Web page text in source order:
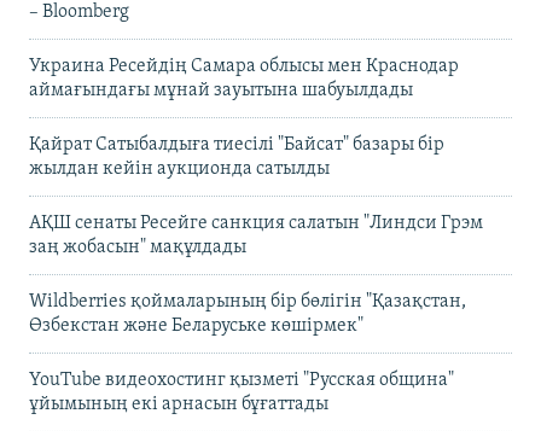
– Bloomberg
Украина Ресейдің Самара облысы мен Краснодар
аймағындағы мұнай зауытына шабуылдады
Қайрат Сатыбалдыға тиесілі "Байсат" базары бір
жылдан кейін аукционда сатылды
АҚШ сенаты Ресейге санкция салатын "Линдси Грэм
заң жобасын" мақұлдады
Wildberries қоймаларының бір бөлігін "Қазақстан,
Өзбекстан және Беларуське көшірмек"
YouTube видеохостинг қызметі "Русская община"
ұйымының екі арнасын бұғаттады